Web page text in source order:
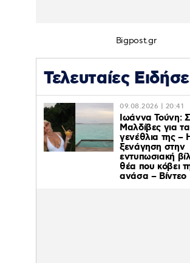
Bigpost.gr
Τελευταίες
09.08.2026 | 20:41
Ιωάννα Τούνη:
Μαλδίβες για τα
γενέθλια της –
ξενάγηση στην
εντυπωσιακή
θέα που κόβει
ανάσα – Βίντεο